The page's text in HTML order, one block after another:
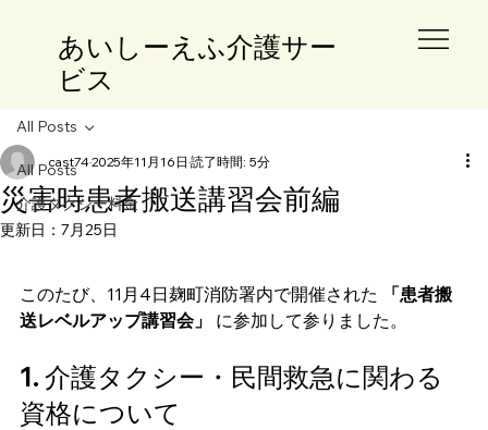
​あいしーえふ介護サー
ビス
All Posts
介護タクシー料金
All Posts
災害時患者搬送講習会前編
cast742025年11月16日 読了時間: 5分
更新日： 7月25日
このたび、11月4日麹町消防署内で開催された
「患者搬
送レベルアップ講習会」
に参加して参りました。
1. 介護タクシー・民間救急に関わる
資格について